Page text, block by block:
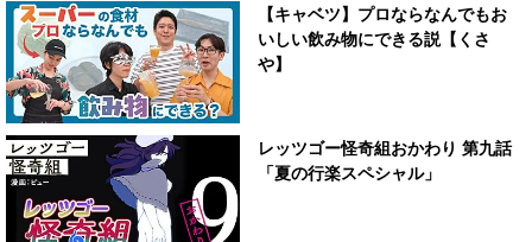
【キャベツ】プロならなんでもお
いしい飲み物にできる説【くさ
や】
レッツゴー怪奇組おかわり 第九話
「夏の行楽スペシャル」